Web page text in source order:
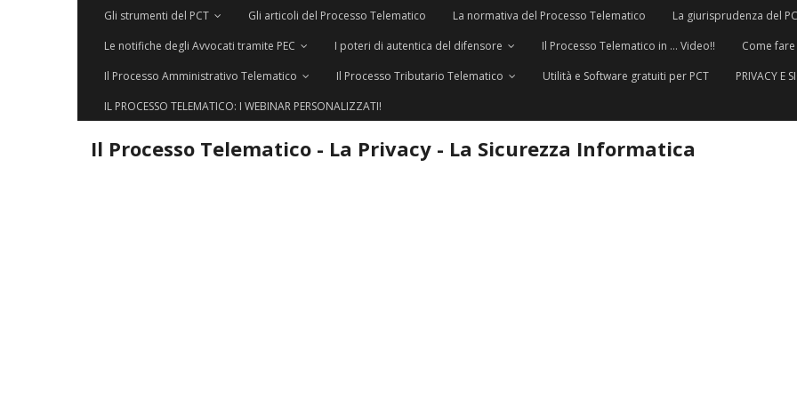
Gli strumenti del PCT Gli articoli del Processo Telematico La normativa del Processo Telematico
La giurisprudenza del
Le notifiche degli Avvocati tramite PEC
I poteri di autentica del difensore Il Processo Telematico in … Video!!
Come
Il Processo Amministrativo Telematico
Il Processo Tributario Telematico Utilità e Software gratuiti per PCT
PRIVACY E
IL PROCESSO TELEMATICO: I WEBINAR PERSONALIZZATI!
Il Processo Telematico - La Privacy - La Sicurezza Informatica